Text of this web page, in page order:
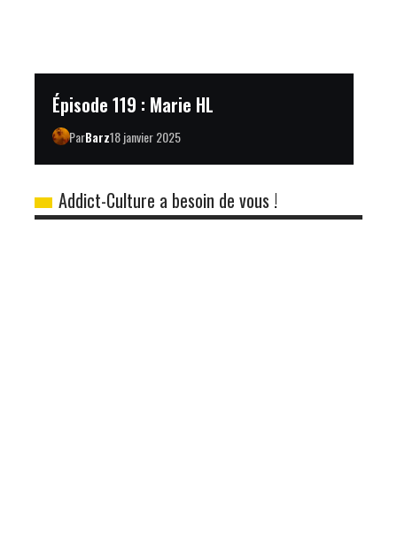
Épisode 119 : Marie HL
ParBarz18 janvier 2025
Addict-Culture a besoin de vous !